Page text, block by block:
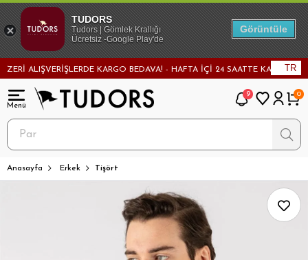
ALIŞVERİŞLERDE KARGO BEDAVA! - HAFTA İÇİ 24 SAATTE KARGODA! -TR
9 0
Anasayfa Erkek Tişört
TUDORS
Tudors | Gömlek Krallığı
Ücretsiz -Google Play'de
Görüntüle